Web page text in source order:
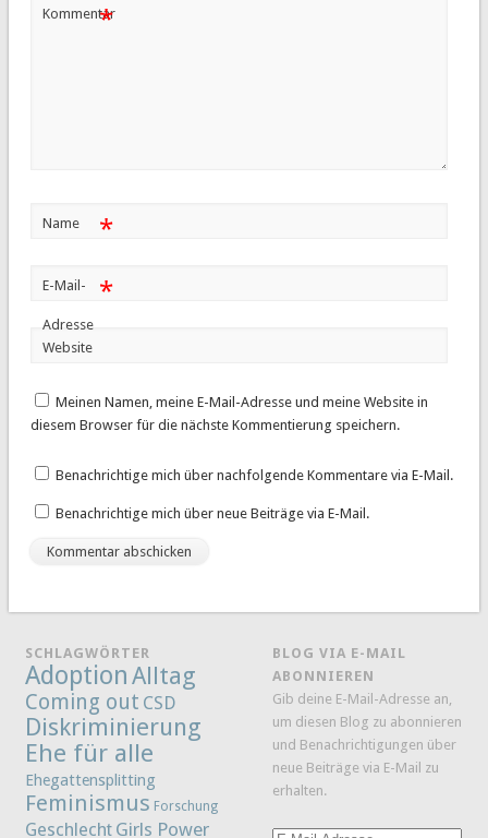
Kommentar
*
Name *
E-Mail-
Adresse
*
Website
Meinen Namen, meine E-Mail-Adresse und meine Website in
diesem Browser für die nächste Kommentierung speichern.
Benachrichtige mich über nachfolgende Kommentare via E-Mail.
Benachrichtige mich über neue Beiträge via E-Mail.
SCHLAGWÖRTER
AdoptionAlltag
Coming out CSD
Diskriminierung
Ehe für alle
Ehegattensplitting
Feminismus Forschung
Geschlecht Girls Power
BLOG VIA E-MAIL
ABONNIEREN
Gib deine E-Mail-Adresse an,
um diesen Blog zu abonnieren
und Benachrichtigungen über
neue Beiträge via E-Mail zu
erhalten.